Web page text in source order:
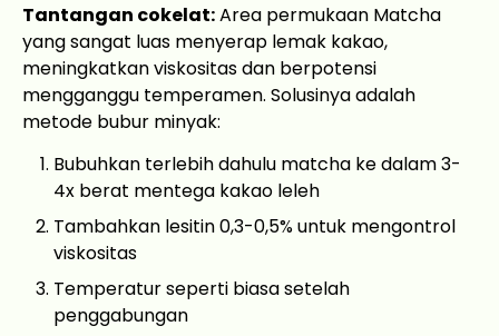
Tantangan cokelat:Area permukaan Matcha
yang sangat luas menyerap lemak kakao,
meningkatkan viskositas dan berpotensi
mengganggu temperamen. Solusinya adalah
metode bubur minyak:
Bubuhkan terlebih dahulu matcha ke dalam 3-
4x berat mentega kakao leleh
Tambahkan lesitin 0,3-0,5% untuk mengontrol
viskositas
Temperatur seperti biasa setelah
penggabungan